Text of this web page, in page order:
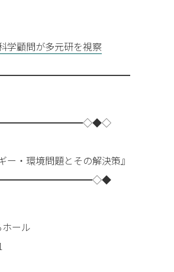
学顧問が多元研を視察
環境問題とその解決策』
ール